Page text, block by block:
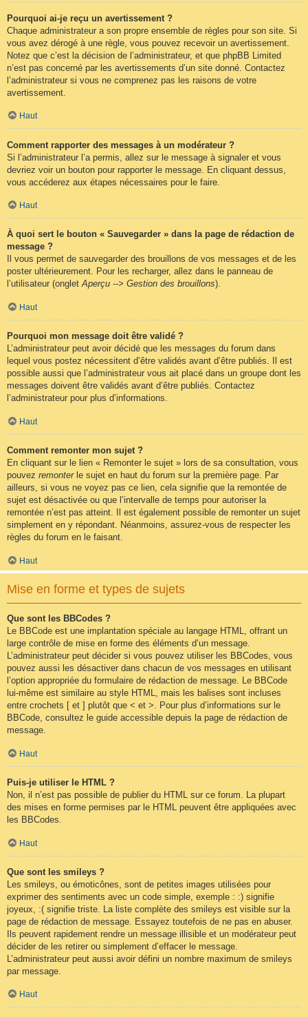
Pourquoi ai-je reçu un avertissement ?
Chaque administrateur a son propre ensemble de règles pour son site. Si
vous avez dérogé à une règle, vous pouvez recevoir un avertissement.
Notez que c’est la décision de l’administrateur, et que phpBB Limited
n’est pas concerné par les avertissements d’un site donné. Contactez
l’administrateur si vous ne comprenez pas les raisons de votre
avertissement.
Haut
Comment rapporter des messages à un modérateur ?
Si l’administrateur l’a permis, allez sur le message à signaler et vous
devriez voir un bouton pour rapporter le message. En cliquant dessus,
vous accéderez aux étapes nécessaires pour le faire.
Haut
À quoi sert le bouton « Sauvegarder » dans la page de rédaction de
message ?
Il vous permet de sauvegarder des brouillons de vos messages et de les
poster ultérieurement. Pour les recharger, allez dans le panneau de
l’utilisateur (ongletAperçu --> Gestion des brouillons).
Haut
Pourquoi mon message doit être validé ?
L’administrateur peut avoir décidé que les messages du forum dans
lequel vous postez nécessitent d’être validés avant d’être publiés. Il est
possible aussi que l’administrateur vous ait placé dans un groupe dont les
messages doivent être validés avant d’être publiés. Contactez
l’administrateur pour plus d’informations.
Haut
Comment remonter mon sujet ?
En cliquant sur le lien « Remonter le sujet » lors de sa consultation, vous
pouvez remonterle sujet en haut du forum sur la première page. Par
ailleurs, si vous ne voyez pas ce lien, cela signifie que la remontée de
sujet est désactivée ou que l’intervalle de temps pour autoriser la
remontée n’est pas atteint. Il est également possible de remonter un sujet
simplement en y répondant. Néanmoins, assurez-vous de respecter les
règles du forum en le faisant.
Haut
Mise en forme et types de sujets
Que sont les BBCodes ?
Le BBCode est une implantation spéciale au langage HTML, offrant un
large contrôle de mise en forme des éléments d’un message.
L’administrateur peut décider si vous pouvez utiliser les BBCodes, vous
pouvez aussi les désactiver dans chacun de vos messages en utilisant
l’option appropriée du formulaire de rédaction de message. Le BBCode
lui-même est similaire au style HTML, mais les balises sont incluses
entre crochets [ et ] plutôt que < et >. Pour plus d’informations sur le
BBCode, consultez le guide accessible depuis la page de rédaction de
message.
Haut
Puis-je utiliser le HTML ?
Non, il n’est pas possible de publier du HTML sur ce forum. La plupart
des mises en forme permises par le HTML peuvent être appliquées avec
les BBCodes.
Haut
Que sont les smileys ?
Les smileys, ou émoticônes, sont de petites images utilisées pour
exprimer des sentiments avec un code simple, exemple : :) signifie
joyeux, :( signifie triste. La liste complète des smileys est visible sur la
page de rédaction de message. Essayez toutefois de ne pas en abuser.
Ils peuvent rapidement rendre un message illisible et un modérateur peut
décider de les retirer ou simplement d’effacer le message.
L’administrateur peut aussi avoir défini un nombre maximum de smileys
par message.
Haut